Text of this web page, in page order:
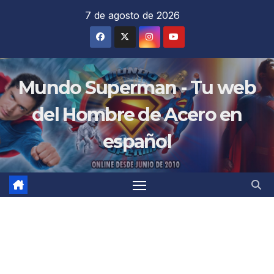
7 de agosto de 2026
Mundo Superman - Tu web
del Hombre de Acero en
español